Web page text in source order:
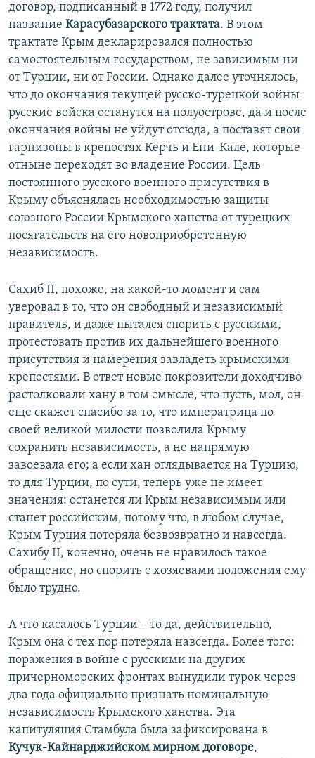
договор, подписанный в 1772 году, получил
название Карасубазарского трактата. В этом
трактате Крым декларировался полностью
самостоятельным государством, не зависимым ни
от Турции, ни от России. Однако далее уточнялось,
что до окончания текущей русско-турецкой войны
русские войска останутся на полуострове, да и после
окончания войны не уйдут отсюда, а поставят свои
гарнизоны в крепостях Керчь и Ени-Кале, которые
отныне переходят во владение России. Цель
постоянного русского военного присутствия в
Крыму объяснялась необходимостью защиты
союзного России Крымского ханства от турецких
посягательств на его новоприобретенную
независимость.
Сахиб II, похоже, на какой-то момент и сам
уверовал в то, что он свободный и независимый
правитель, и даже пытался спорить с русскими,
протестовать против их дальнейшего военного
присутствия и намерения завладеть крымскими
крепостями. В ответ новые покровители доходчиво
растолковали хану в том смысле, что пусть, мол, он
еще скажет спасибо за то, что императрица по
своей великой милости позволила Крыму
сохранить независимость, а не напрямую
завоевала его; а если хан оглядывается на Турцию,
то для Турции, по сути, теперь уже не имеет
значения: останется ли Крым независимым или
станет российским, потому что, в любом случае,
Крым Турция потеряла безвозвратно и навсегда.
Сахибу II, конечно, очень не нравилось такое
обращение, но спорить с хозяевами положения ему
было трудно.
А что касалось Турции – то да, действительно,
Крым она с тех пор потеряла навсегда. Более того:
поражения в войне с русскими на других
причерноморских фронтах вынудили турок через
два года официально признать номинальную
независимость Крымского ханства. Эта
капитуляция Стамбула была зафиксирована в
Кучук-Кайнарджийском мирном договоре,